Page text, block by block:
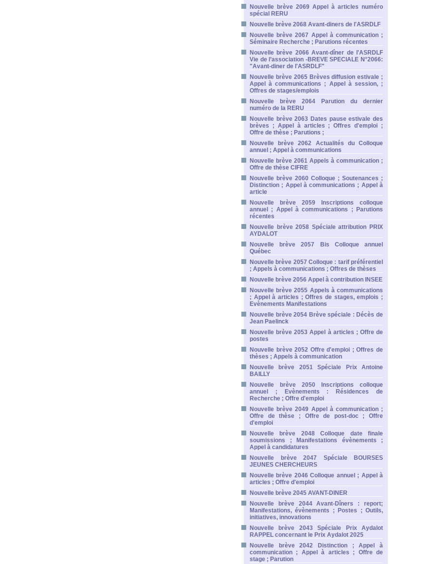
Nouvelle brève 2069 Appel à articles numéro
spécial RERU
Nouvelle brève 2068 Avant-diners de l'ASRDLF
Nouvelle brève 2067 Appel à communication ;
Séminaire Recherche ; Parutions récentes
Nouvelle brève 2066 Avant-dîner de l'ASRDLF
Vie de l’association -BREVE SPECIALE N°2066:
"Avant-diner de l'ASRDLF"
Nouvelle brève 2065 Brèves diffusion estivale ;
Appel à communications ; Appel à session, ;
Offres de stages/emplois
Nouvelle brève 2064 Parution du dernier
numéro de la RERU
Nouvelle brève 2063 Dates pause estivale des
brèves ; Appel à articles ; Offres d'emploi ;
Offre de thèse ; Parutions ;
Nouvelle brève 2062 Actualités du Colloque
annuel ; Appel à communications
Nouvelle brève 2061 Appels à communication ;
Offre de thèse CIFRE
Nouvelle brève 2060 Colloque ; Soutenances ;
Distinction ; Appel à communications ; Appel à
article
Nouvelle brève 2059 Inscriptions colloque
annuel ; Appel à communications ; Parutions
récentes
Nouvelle brève 2058 Spéciale attribution PRIX
AYDALOT
Nouvelle brève 2057 Bis Colloque annuel
Québec
Nouvelle brève 2057 Colloque : tarif préférentiel
; Appels à communications ; Offres de thèses
Nouvelle brève 2056 Appel à contribution INSEE
Nouvelle brève 2055 Appels à communications
; Appel à articles ; Offres de stages, emplois ;
Evènements Manifestations
Nouvelle brève 2054 Brève spéciale : Décès de
Jean Paelinck
Nouvelle brève 2053 Appel à articles ; Offre de
postes
Nouvelle brève 2052 Offre d'emploi ; Offres de
thèses ; Appels à communication
Nouvelle brève 2051 Spéciale Prix Antoine
BAILLY
Nouvelle brève 2050 Inscriptions colloque
annuel ; Evènements : Résidences de
Recherche ; Offre d'emploi
Nouvelle brève 2049 Appel à communication ;
Offre de thèse ; Offre de post-doc ; Offre
d'emploi
Nouvelle brève 2048 Colloque date finale
soumissions ; Manifestations évènements ;
Appel à candidatures
Nouvelle brève 2047 Spéciale BOURSES
JEUNES CHERCHEURS
Nouvelle brève 2046 Colloque annuel ; Appel à
articles ; Offre d'emploi
Nouvelle brève 2045 AVANT-DINER
Nouvelle brève 2044 Avant-Dîners : report;
Manifestations, évènements ; Postes ; Outils,
initiatives, innovations
Nouvelle brève 2043 Spéciale Prix Aydalot
RAPPEL concernant le Prix Aydalot 2025
Nouvelle brève 2042 Distinction ; Appel à
communication ; Appel à articles ; Offre de
stage ; Parution